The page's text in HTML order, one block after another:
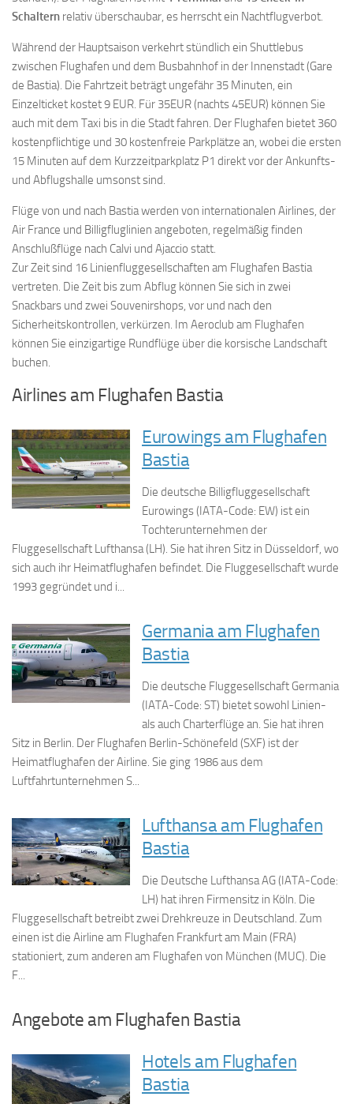
Schaltern relativ überschaubar, es herrscht ein Nachtflugverbot.
Während der Hauptsaison verkehrt stündlich ein Shuttlebus
zwischen Flughafen und dem Busbahnhof in der Innenstadt (Gare
de Bastia). Die Fahrtzeit beträgt ungefähr 35 Minuten, ein
Einzelticket kostet 9 EUR. Für 35EUR (nachts 45EUR) können Sie
auch mit dem Taxi bis in die Stadt fahren. Der Flughafen bietet 360
kostenpflichtige und 30 kostenfreie Parkplätze an, wobei die ersten
15 Minuten auf dem Kurzzeitparkplatz P1 direkt vor der Ankunfts-
und Abflugshalle umsonst sind.
Flüge von und nach Bastia werden von internationalen Airlines, der
Air France und Billigfluglinien angeboten, regelmäßig finden
Anschlußflüge nach Calvi und Ajaccio statt.
Zur Zeit sind 16 Linienfluggesellschaften am Flughafen Bastia
vertreten. Die Zeit bis zum Abflug können Sie sich in zwei
Snackbars und zwei Souvenirshops, vor und nach den
Sicherheitskontrollen, verkürzen. Im Aeroclub am Flughafen
können Sie einzigartige Rundflüge über die korsische Landschaft
buchen.
Airlines am Flughafen Bastia
Eurowings am Flughafen
Bastia
Die deutsche Billigfluggesellschaft
Eurowings (IATA-Code: EW) ist ein
Tochterunternehmen der
Fluggesellschaft Lufthansa (LH). Sie hat ihren Sitz in Düsseldorf, wo
sich auch ihr Heimatflughafen befindet. Die Fluggesellschaft wurde
1993 gegründet und i...
Germania am Flughafen
Bastia
Die deutsche Fluggesellschaft Germania
(IATA-Code: ST) bietet sowohl Linien-
als auch Charterflüge an. Sie hat ihren
Sitz in Berlin. Der Flughafen Berlin-Schönefeld (SXF) ist der
Heimatflughafen der Airline. Sie ging 1986 aus dem
Luftfahrtunternehmen S...
Lufthansa am Flughafen
Bastia
Die Deutsche Lufthansa AG (IATA-Code:
LH) hat ihren Firmensitz in Köln. Die
Fluggesellschaft betreibt zwei Drehkreuze in Deutschland. Zum
einen ist die Airline am Flughafen Frankfurt am Main (FRA)
stationiert, zum anderen am Flughafen von München (MUC). Die
F...
Angebote am Flughafen Bastia
Hotels am Flughafen
Bastia